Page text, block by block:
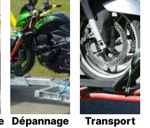
Dépannage
Transport